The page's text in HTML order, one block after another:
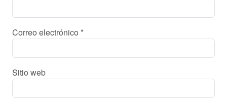
Correo electrónico *
Sitio web